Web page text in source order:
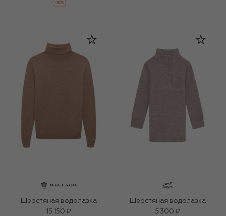
-30%
Шерстяная водолазка
15 150 ₽
Шерстяная водолазка
5 300 ₽